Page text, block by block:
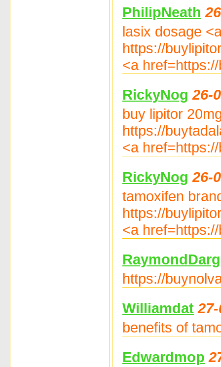
PhilipNeath
lasix dosage
https://
<a
RickyNog 26-
buy lipitor
https://
<a
RickyNog 26-
tamoxifen
https://
<a
https://
Williamdat
benefits of
Edwardmop